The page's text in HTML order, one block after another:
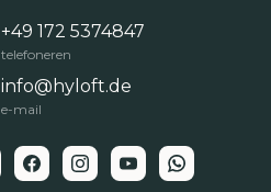
+49 172 5374847
telefoneren
info@hyloft.de
e-mail